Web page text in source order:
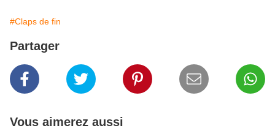
#Claps de fin
Partager
Vous aimerez aussi